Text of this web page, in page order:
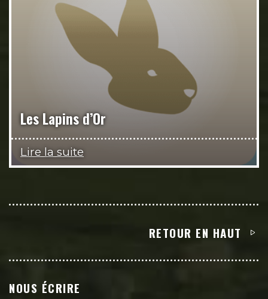
Les Lapins d’Or
Lire la suite
RETOUR EN HAUT
NOUS ÉCRIRE